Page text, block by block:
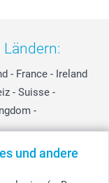
und andere
- France - Ireland
- Suisse -
-
inkl. MwSt. und zzgl.